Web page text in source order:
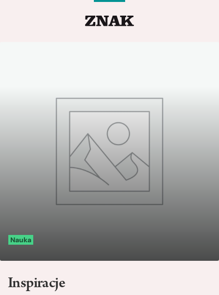
Nauka
Inspiracje